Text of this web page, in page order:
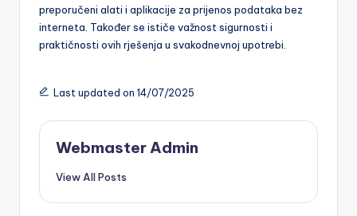
preporučeni alati i aplikacije za prijenos podataka bez
interneta. Također se ističe važnost sigurnosti i
praktičnosti ovih rješenja u svakodnevnoj upotrebi.
Last updated on 14/07/2025
Webmaster Admin
View All Posts